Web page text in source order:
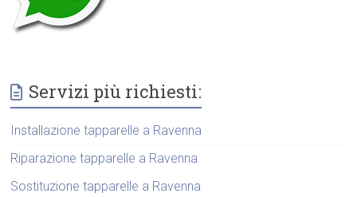
Servizi più richiesti:
Installazione tapparelle a Ravenna
Riparazione tapparelle a Ravenna
Sostituzione tapparelle a Ravenna